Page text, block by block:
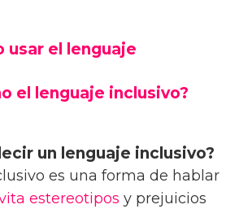
usar el lenguaje
el lenguaje inclusivo?
un lenguaje inclusivo?
es una forma de hablar
estereotipos y prejuicios